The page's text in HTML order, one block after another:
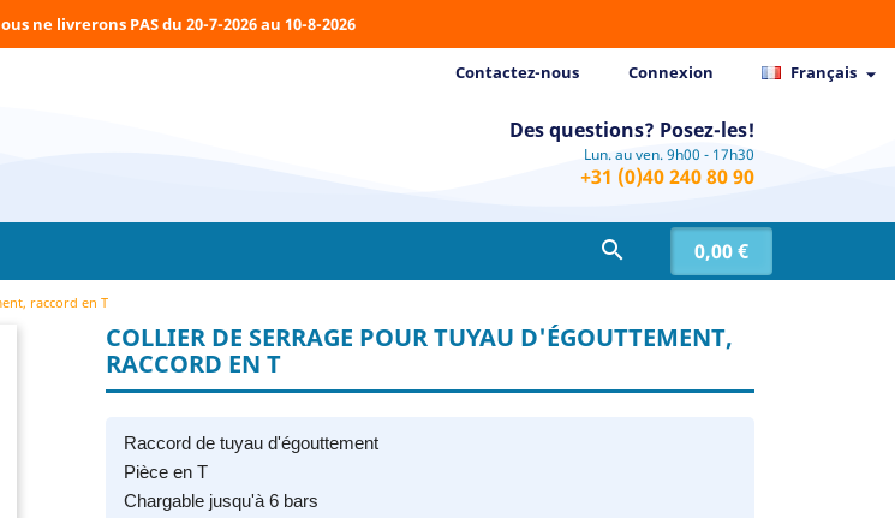
ne livrerons PAS du 20-7-2026 au 10-8-2026
Contactez-nous Connexion Français 
Des questions? Posez-les!
Lun. au ven. 9h00 - 17h30
+31 (0)40 240 80 90
0,00 €

raccord en T
COLLIER DE SERRAGE POUR TUYAU D'ÉGOUTTEMENT,
RACCORD EN T
Raccord de tuyau d'égouttement
Pièce en T
Chargable jusqu'à 6 bars